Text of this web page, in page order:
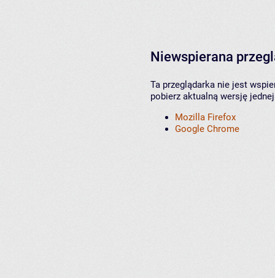
Niewspierana
Ta przeglądarka nie jest
pobierz aktualną wersję
Mozilla Firefox
Google Chrome